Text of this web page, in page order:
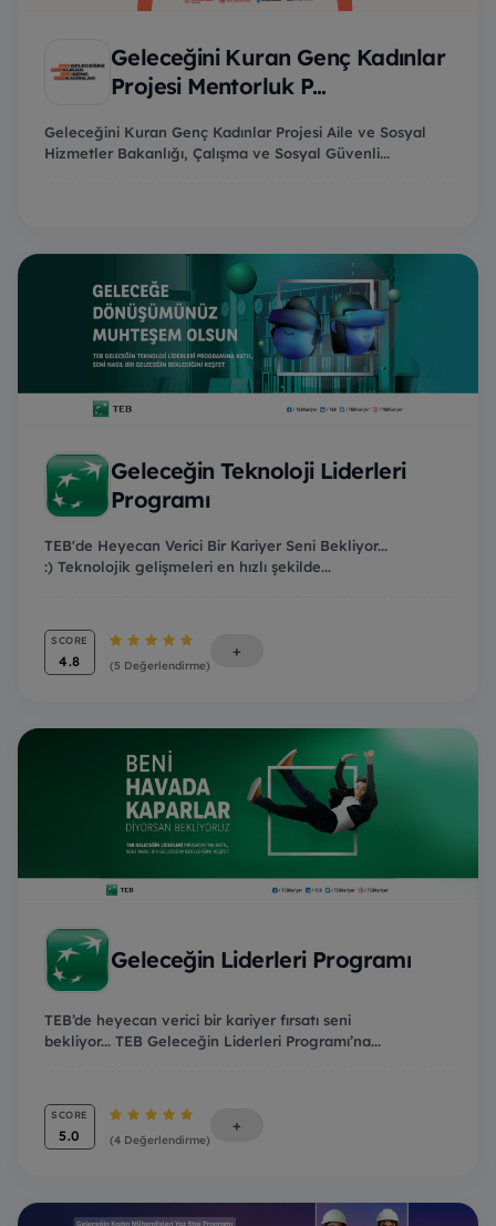
Geleceğini Kuran Genç Kadınlar
Projesi Mentorluk P...
Geleceğini Kuran Genç Kadınlar Projesi Aile ve Sosyal
Hizmetler Bakanlığı, Çalışma ve Sosyal Güvenli...
Geleceğin Teknoloji Liderleri
Programı
TEB'de Heyecan Verici Bir Kariyer Seni Bekliyor...
:) Teknolojik gelişmeleri en hızlı şekilde...
SCORE
4.8 (5 Değerlendirme)
+
Geleceğin Liderleri Programı
TEB’de heyecan verici bir kariyer fırsatı seni
bekliyor... TEB Geleceğin Liderleri Programı’na...
SCORE
5.0 (4 Değerlendirme)
+